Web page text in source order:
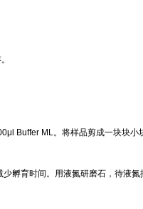
Buffer ML。将样品剪成一块块小
孵育时间。用液氮研磨石，待液